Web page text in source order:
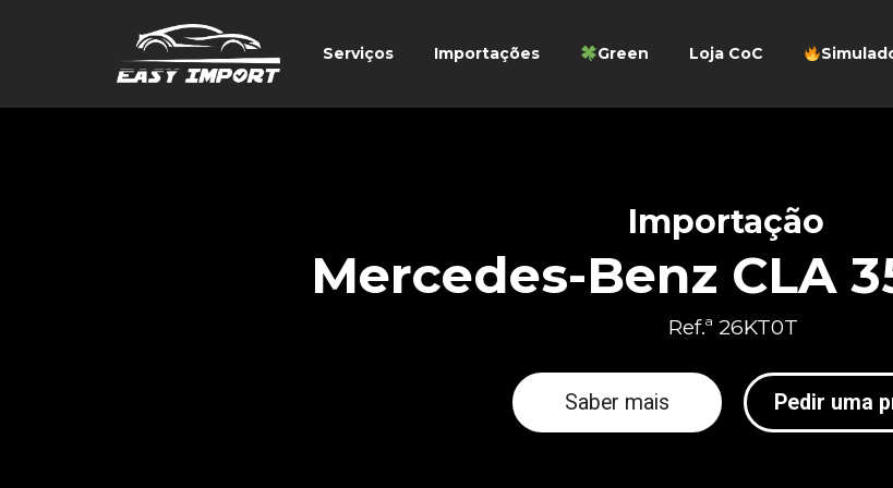
Serviços Importações Green Loja CoC
Importação
Mercedes-Benz CLA
Ref.ª 26KT0T
Saber mais Pedir uma